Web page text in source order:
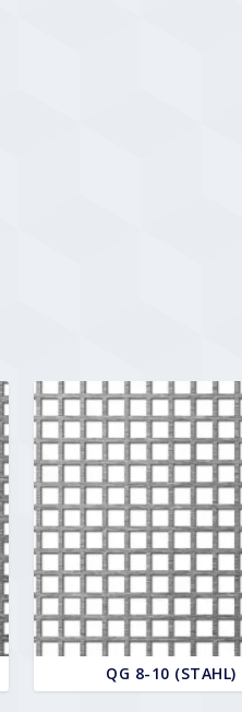
QG 8-10 (STAHL)